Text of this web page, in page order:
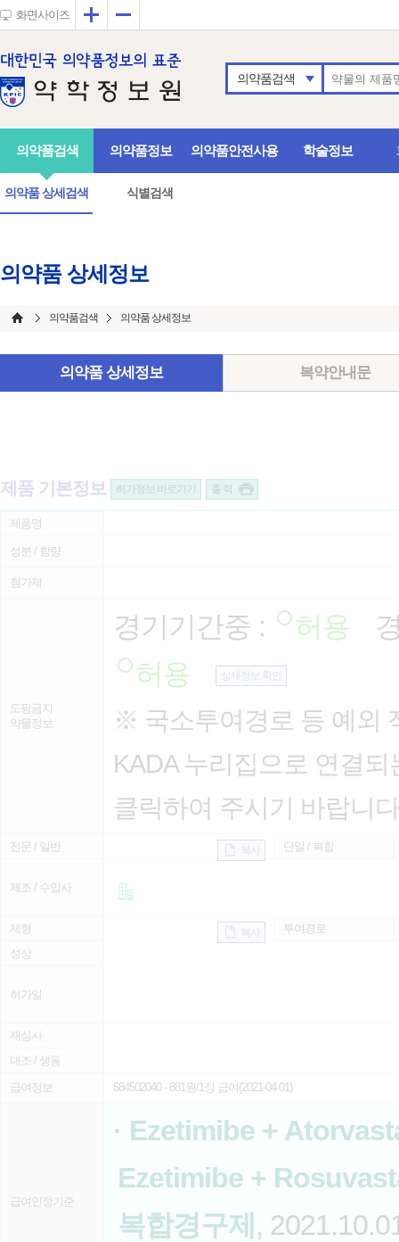
화면사이즈 확대
의약품검색
의약품검색
의약품 상세검색 식별검색
의약품정보 의약품안전사용 학술정보
의약품 상세정보
의약품검색 의약품 상세정보
의약품 상세정보 복약안내문
제품 기본정보 허가정보 바로가기 출 력
제품명
성분 / 함량
첨가제
도핑금지
약물정보
경기기간중 : 허용
허용
상세정보 확인
※ 국소투여경로 등 예외
KADA 누리집으로 연결
클릭하여 주시기 바랍니
전문 / 일반 복사 단일 / 복합
제조 / 수입사
제형 복사
투여경로
성상
허가일
재심사
대조 / 생동
급여정보
684502040- 881원/1정 급여(2021-04-01)
급여인정기준
· Ezetimibe +
Ezetimibe +
복합경구제 ,